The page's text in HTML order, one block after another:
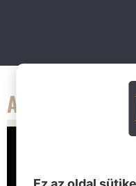
AJÁNLOTT